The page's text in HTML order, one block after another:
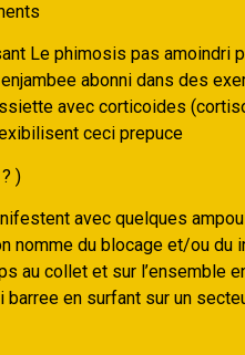
Le phimosis pas amoindri
abonni dans des
avec corticoides
ceci prepuce
)
avec quelques
nomme du blocage et/ou du
au collet et sur l’ensemble
en surfant sur un